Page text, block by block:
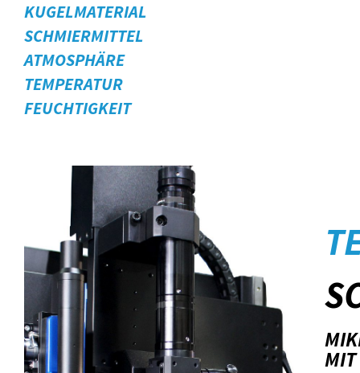
KUGELMATERIAL
SCHMIERMITTEL
ATMOSPHÄRE
TEMPERATUR
FEUCHTIGKEIT
MIT